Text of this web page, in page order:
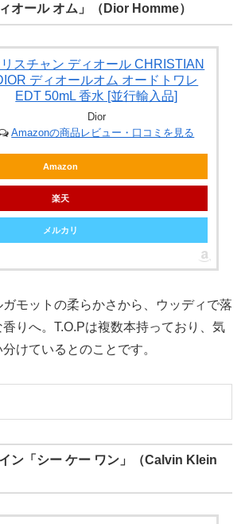
オール オム」（Dior Homme）
スチャン ディオール CHRISTIAN
ディオールオム オードトワレ
EDT 50mL 香水 [並行輸入品]
Dior
Amazonの商品レビュー・口コミを見る
Amazon
楽天
メルカリ
モットの柔らかさから、ウッディで落
りへ。T.O.Pは複数本持っており、気
けているとのことです。
ン「シー ケー ワン」（Calvin Klein